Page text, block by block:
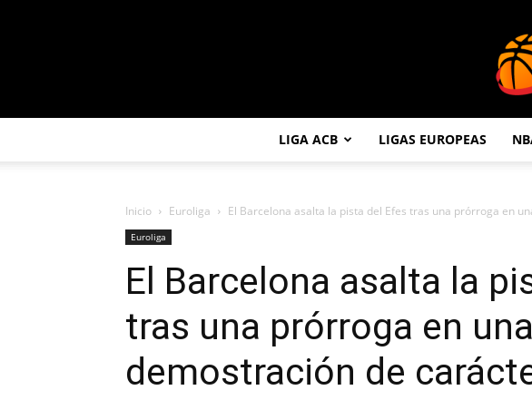
LIGA ACB LIGAS EUROPEAS
Inicio Euroliga El Barcelona asalta la pista del Efes tras una prórroga en
Euroliga
El Barcelona asalta la
tras una prórroga en una
demostración de